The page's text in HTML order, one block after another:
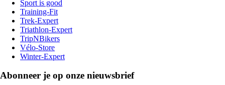
Sport is good
Training-Fit
Trek-Expert
Triathlon-Expert
TripNBikers
Vélo-Store
Winter-Expert
Abonneer je op onze nieuwsbrief